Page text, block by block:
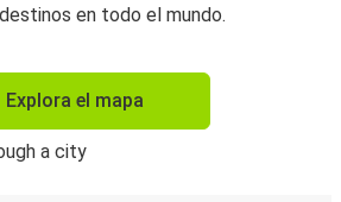
en todo el mundo.
Explora el mapa